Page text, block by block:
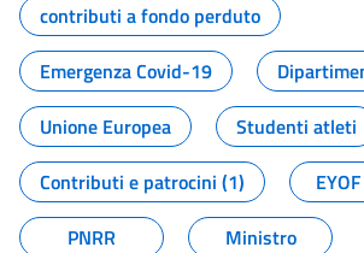
contributi a fondo perduto
Emergenza Covid-19
Unione Europea
Studenti atleti
Contributi e patrocini (1)
PNRR
Ministro